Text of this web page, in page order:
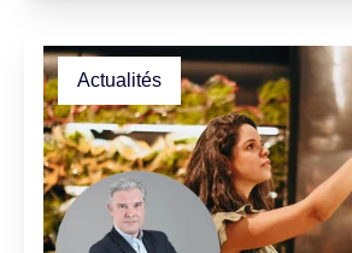
Actualités